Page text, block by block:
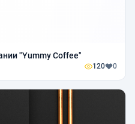
"Yummy Сoffee"
120 0